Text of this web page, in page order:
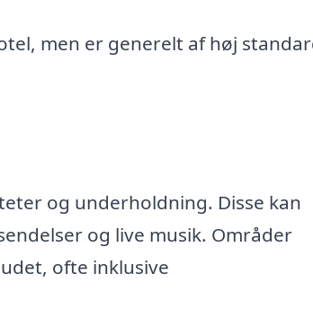
men er generelt af høj
og underholdning. Disse kan
og live musik. Områder
ofte inklusive